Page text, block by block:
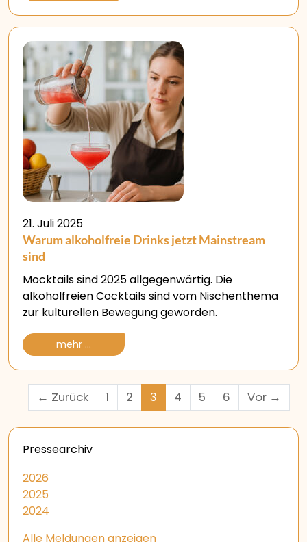
21. Juli 2025
Warum alkoholfreie Drinks jetzt Mainstream
sind
Mocktails sind 2025 allgegenwärtig. Die
alkoholfreien Cocktails sind vom Nischenthema
zur kulturellen Bewegung geworden.
mehr ...
← Zurück 1 2 3 (aktuell)
4 5 6 Vor →
Pressearchiv
2026
2025
2024
Alle Meldungen anzeigen